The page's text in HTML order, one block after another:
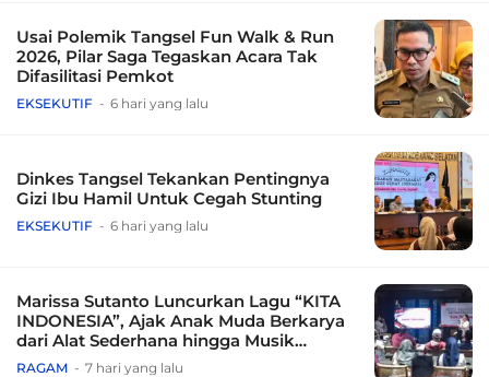
Usai Polemik Tangsel Fun Walk & Run
2026, Pilar Saga Tegaskan Acara Tak
Difasilitasi Pemkot
EKSEKUTIF 6 hari yang lalu
Dinkes Tangsel Tekankan Pentingnya
Gizi Ibu Hamil Untuk Cegah Stunting
EKSEKUTIF 6 hari yang lalu
Marissa Sutanto Luncurkan Lagu “KITA
INDONESIA”, Ajak Anak Muda Berkarya
dari Alat Sederhana hingga Musik
Tradisional
RAGAM 7 hari yang lalu